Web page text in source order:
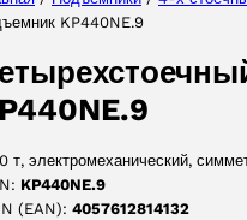
KP440NE.9
т, электромеханический,
KP440NE.9
(EAN): 4057612814132